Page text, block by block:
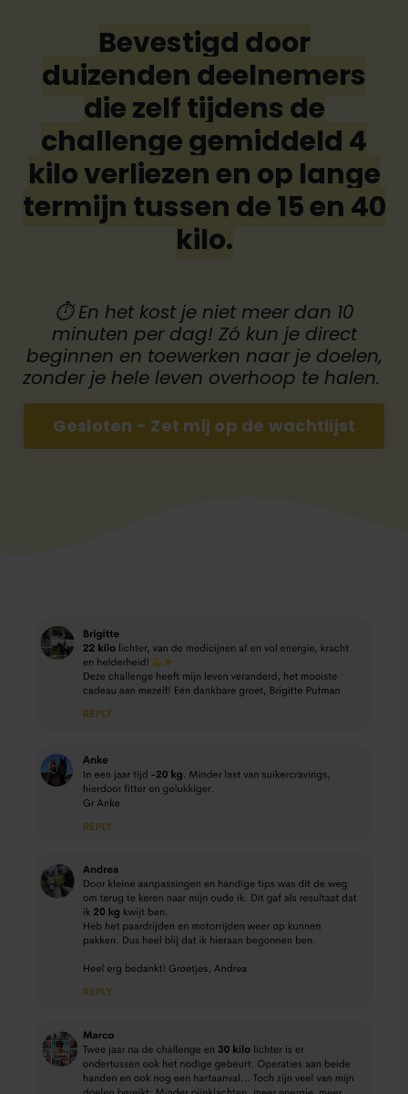
Bevestigd door
duizenden deelnemers
die zelf tijdens de
challenge gemiddeld 4
kilo verliezen en op lange
termijn tussen de 15 en 40
kilo.
⏱En het kost je niet meer dan 10
minuten per dag! Zó kun je direct
beginnen en toewerken naar je doelen,
zonder je hele leven overhoop te halen.
Gesloten - Zet mij op de wachtlijst